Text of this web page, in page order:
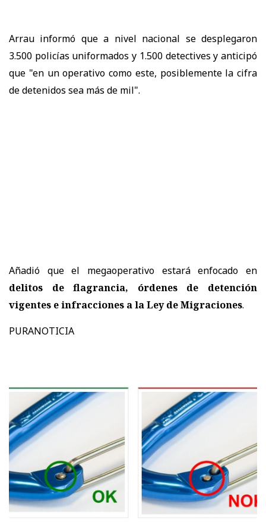
Arrau informó que a nivel nacional se desplegaron
3.500 policías uniformados y 1.500 detectives y anticipó
que "en un operativo como este, posiblemente la cifra
de detenidos sea más de mil".
Añadió que el megaoperativo estará enfocado en
delitos de flagrancia, órdenes de detención
vigentes e infracciones a la Ley de Migraciones.
PURANOTICIA